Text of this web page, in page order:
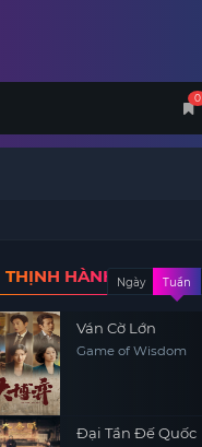
0
THỊNH HÀNHNgày Tuần
Ván Cờ Lớn
Game of Wisdom
Đại Tần Đế Quốc